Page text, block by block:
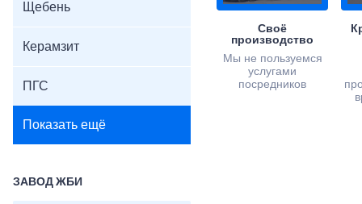
Щебень
Керамзит
ПГС
Показать ещё
ЗАВОД ЖБИ
Своё
производство
Мы не пользуемся
услугами
посредников